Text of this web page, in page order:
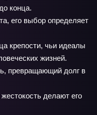
конца.
его выбор определяет
крепости, чьи идеалы
жизней.
превращающий долг в
делают его